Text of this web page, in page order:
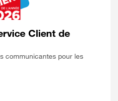
Client de
communicantes pour les